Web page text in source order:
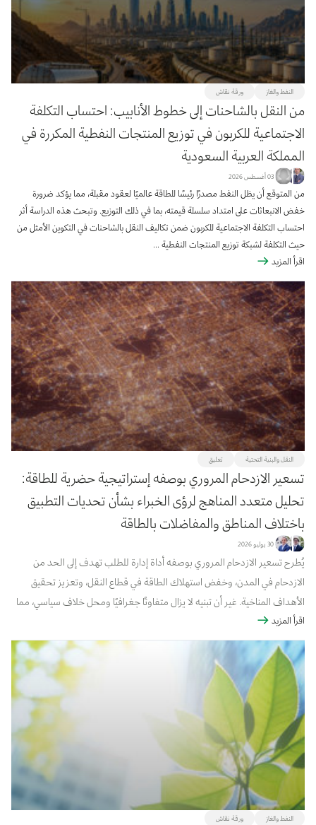
المرشحات
منطقة التركيز
الجميع النفط والغاز 65
النقل والبنية التحتية 68 المناخ والاستدامة 87 تحليلات البيانات
ورقة نقاش 376 الاقتصاد الكلي والجزئي للطاقة
خدمات الطاقة والطاقة المتجددة
دراسة 48 تقرير 36 ملخص ورشة عمل 87 كتاب 2
نشرة ربع سنوية 8
إزالة المرشحات تطبيق المرشحات
النفط والغاز ورقة نقاش
من النقل بالشاحنات إلى خطوط الأنابيب: احتساب التكلفة
الاجتماعية للكربون في توزيع المنتجات النفطية المكررة في
المملكة العربية السعودية
03 أغسطس 2026
من المتوقع أن يظل النفط مصدرًا رئيسًا للطاقة عالميًا لعقود مقبلة، مما يؤكد ضرورة
خفض الانبعاثات على امتداد سلسلة قيمته، بما في ذلك التوزيع. وتبحث هذه الدراسة أثر
احتساب التكلفة الاجتماعية للكربون ضمن تكاليف النقل بالشاحنات في التكوين الأمثل من
حيث التكلفة لشبكة توزيع المنتجات النفطية ...
اقرأ المزيد
النقل والبنية التحتية تعليق
تسعير الازدحام المروري بوصفه إستراتيجية حضرية للطاقة:
تحليل متعدد المناهج لرؤى الخبراء بشأن تحديات التطبيق
باختلاف المناطق والمفاضلات بالطاقة
30 يوليو 2026
يُطرح تسعير الازدحام المروري بوصفه أداة إدارة للطلب تهدف إلى الحد من
الازدحام في المدن، وخفض استهلاك الطاقة في قطاع النقل، وتعزيز تحقيق
الأهداف المناخية. غير أن تبنيه لا يزال متفاوتًا جغرافيًا ومحل خلاف سياسي، مما
يثير تساؤلات حول كيفية تقييم الممارسين لجدوى تطبيقه وأهميته من منظور
ال...
اقرأ المزيد
النفط والغاز ورقة نقاش